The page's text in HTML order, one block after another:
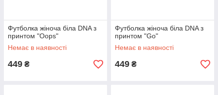
Футболка жіноча біла DNA з
принтом "Oops"
Немає в наявності
449 ₴
Футболка жіноча біла DNA з
принтом "Go"
Немає в наявності
449 ₴